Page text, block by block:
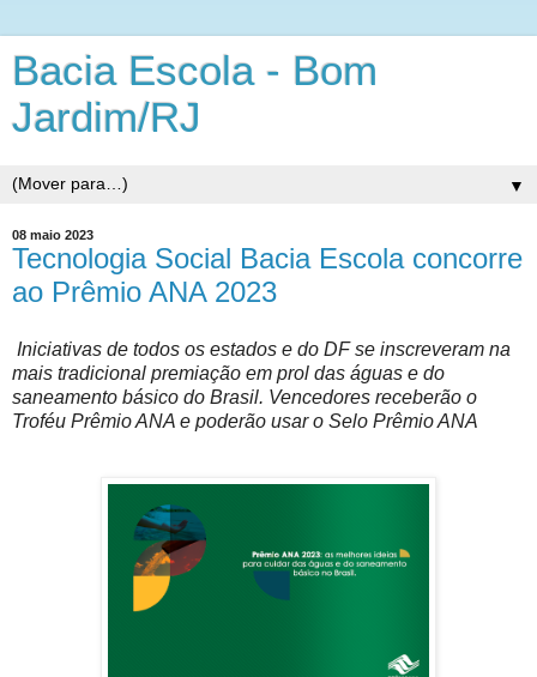
Bacia Escola - Bom
Jardim/RJ
▼
08 maio 2023
Tecnologia Social Bacia Escola concorre
ao Prêmio ANA 2023
Iniciativas de todos os estados e do DF se inscreveram na
mais tradicional premiação em prol das águas e do
saneamento básico do Brasil. Vencedores receberão o
Troféu Prêmio ANA e poderão usar o Selo Prêmio ANA